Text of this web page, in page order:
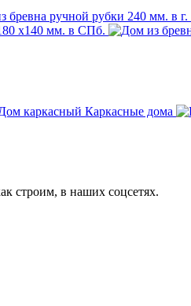
бревна ручной рубки 240 мм. в
х140 мм. в СПб.
Каркасные дома
строим, в наших соцсетях.